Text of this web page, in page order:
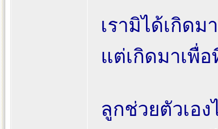
เรามิได้เกิดม
แต่เกิดมาเพื่
ลูกช่วยตัวเอ